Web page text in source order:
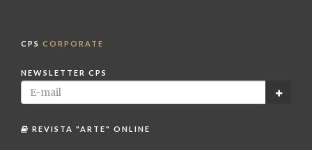
CPS CORPORATE
NEWSLETTER CPS
REVISTA "ARTE" ONLINE